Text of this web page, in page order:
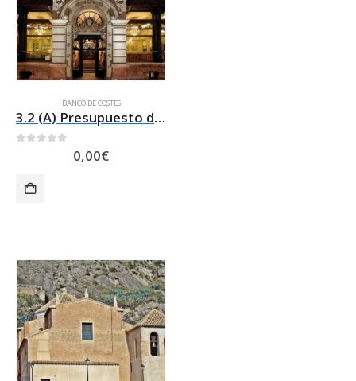
BANCO DE COSTES
3.2 (A) Presupuesto de RESTAURACIÓN del CASINO DE MURCIA
out of 50,00€